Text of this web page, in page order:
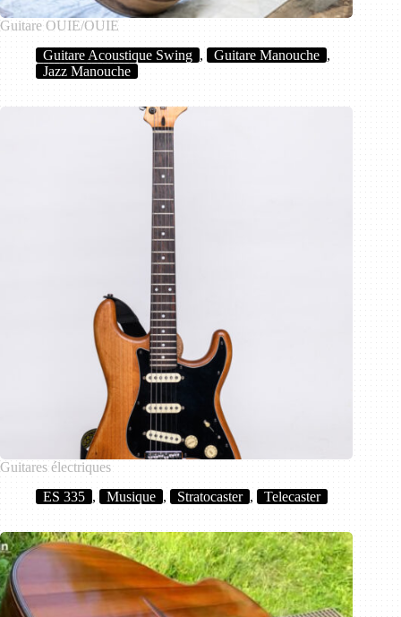
Guitare OUIE/OUIE
Guitare Acoustique Swing , Guitare Manouche ,
Jazz Manouche
Guitares électriques
ES 335 , Musique , Stratocaster , Telecaster